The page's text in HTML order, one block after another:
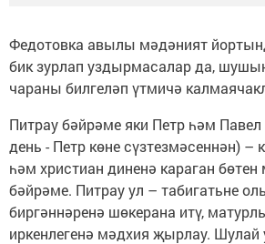
Федотовка авылы мәдәният
бик зурлап уздырмасалар да,
чараны билгеләп үтмичә
Питрау бәйрәме яки Петр һәм Павел
день - Петр көне сүзтезмәсеннән) –
һәм христиан диненә караган бөтен
бәйрәме. Питрау ул – табигатьне
биргәннәренә шөкерана итү,
иркенлегенә мәдхия җырлау.